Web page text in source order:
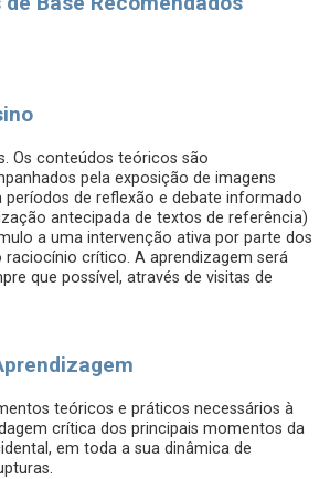
Os conteúdos teóricos são
pela exposição de imagens
períodos de reflexão e debate informado
antecipada de textos de referência)
a uma intervenção ativa por parte dos
raciocínio crítico. A aprendizagem será
que possível, através de visitas de
teóricos e práticos necessários à
crítica dos principais momentos da
em toda a sua dinâmica de